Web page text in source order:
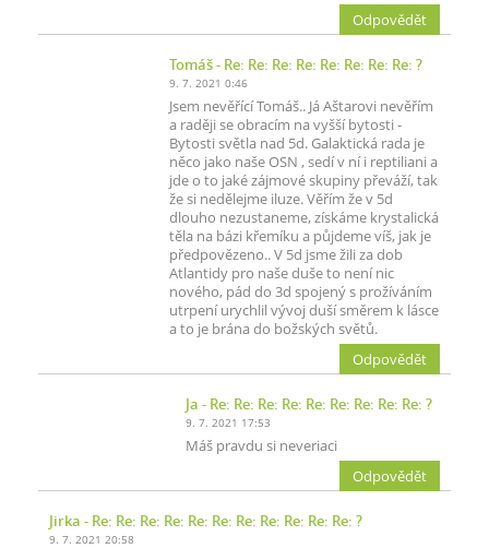
Odpovědět
Tomáš- Re: Re: Re: Re: Re: Re: Re: Re: ?
9. 7. 2021 0:46
Jsem nevěřící Tomáš.. Já Aštarovi nevěřím
a raději se obracím na vyšší bytosti -
Bytosti světla nad 5d. Galaktická rada je
něco jako naše OSN , sedí v ní i reptiliani a
jde o to jaké zájmové skupiny převáží, tak
že si nedělejme iluze. Věřím že v 5d
dlouho nezustaneme, získáme krystalická
těla na bázi křemíku a půjdeme víš, jak je
předpovězeno.. V 5d jsme žili za dob
Atlantidy pro naše duše to není nic
nového, pád do 3d spojený s prožíváním
utrpení urychlil vývoj duší směrem k lásce
a to je brána do božských světů.
Odpovědět
Ja - Re: Re: Re: Re: Re: Re: Re: Re: Re: ?
9. 7. 2021 17:53
Máš pravdu si neveriaci
Odpovědět
Jirka - Re: Re: Re: Re: Re: Re: Re: Re: Re: Re: Re: ?
9. 7. 2021 20:58